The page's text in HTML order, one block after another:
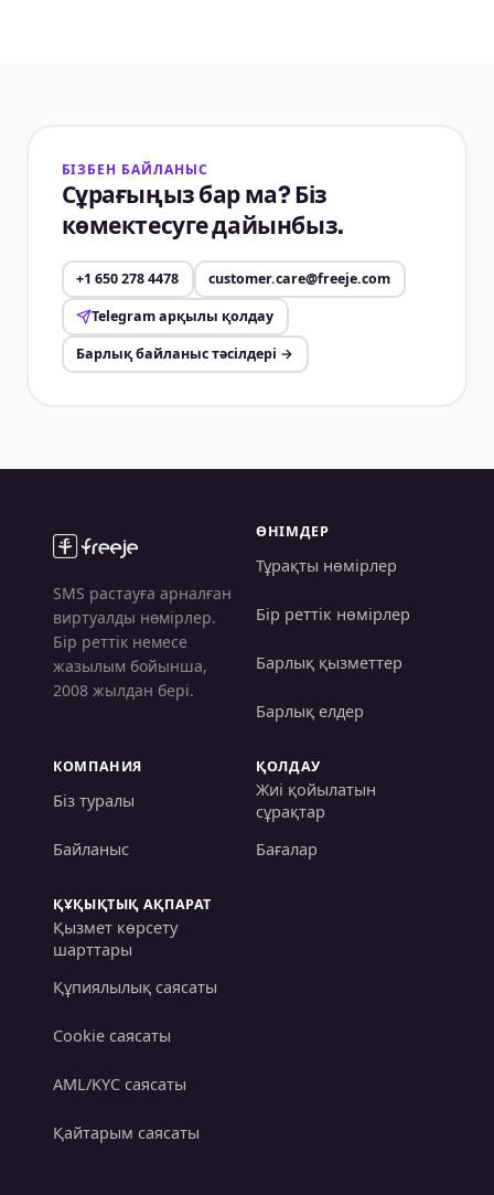
БІЗБЕН БАЙЛАНЫС
Сұрағыңыз бар ма? Біз
көмектесуге дайынбыз.
+1 650 278 4478
customer.care@freeje.com
Telegram арқылы қолдау
Барлық байланыс тәсілдері →
SMS растауға арналған
виртуалды нөмірлер.
Бір реттік немесе
жазылым бойынша,
2008 жылдан бері.
ӨНІМДЕР
Тұрақты нөмірлер
Бір реттік нөмірлер
Барлық қызметтер
Барлық елдер
КОМПАНИЯ
Біз туралы
Байланыс
ҚОЛДАУ
Жиі қойылатын
сұрақтар
Бағалар
ҚҰҚЫҚТЫҚ АҚПАРАТ
Қызмет көрсету
шарттары
Құпиялылық саясаты
Cookie саясаты
AML/KYC саясаты
Қайтарым саясаты